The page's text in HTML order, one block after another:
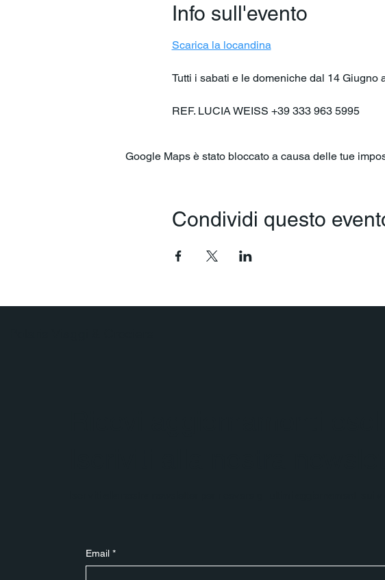
Info sull'evento
Scarica la locandina
Tutti i sabati e le domeniche dal 14 Giugno
REF. LUCIA WEISS +39 333 963 5995
Google Maps è stato bloccato a causa delle tue
Condividi questo
Email *